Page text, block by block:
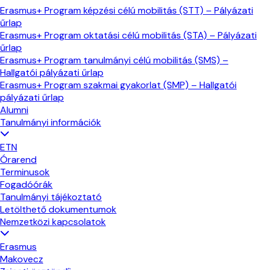
Erasmus+ Program képzési célú mobilitás (STT) – Pályázati
űrlap
Erasmus+ Program oktatási célú mobilitás (STA) – Pályázati
űrlap
Erasmus+ Program tanulmányi célú mobilitás (SMS) –
Hallgatói pályázati űrlap
Erasmus+ Program szakmai gyakorlat (SMP) – Hallgatói
pályázati űrlap
Alumni
Tanulmányi információk
ETN
Órarend
Terminusok
Fogadóórák
Tanulmányi tájékoztató
Letölthető dokumentumok
Nemzetközi kapcsolatok
Erasmus
Makovecz